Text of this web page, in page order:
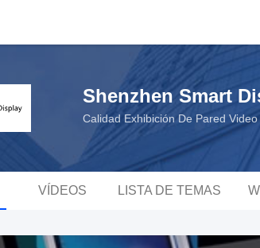
Shenzhen Smart
Calidad Exhibición De Pared
VÍDEOS LISTA DE TEMAS